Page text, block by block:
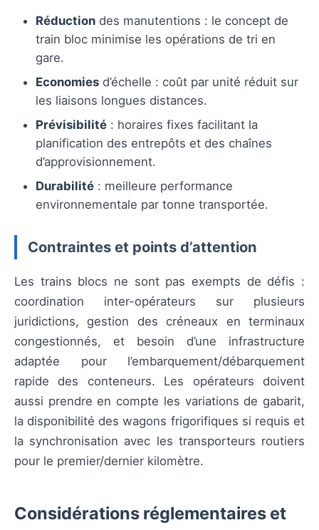
Réduction des manutentions : le concept de
train bloc minimise les opérations de tri en
gare.
Economies d’échelle : coût par unité réduit sur
les liaisons longues distances.
Prévisibilité : horaires fixes facilitant la
planification des entrepôts et des chaînes
d’approvisionnement.
Durabilité : meilleure performance
environnementale par tonne transportée.
Contraintes et points d’attention
Les trains blocs ne sont pas exempts de défis :
coordination inter-opérateurs sur plusieurs
juridictions, gestion des créneaux en terminaux
congestionnés, et besoin d’une infrastructure
adaptée pour l’embarquement/débarquement
rapide des conteneurs. Les opérateurs doivent
aussi prendre en compte les variations de gabarit,
la disponibilité des wagons frigorifiques si requis et
la synchronisation avec les transporteurs routiers
pour le premier/dernier kilomètre.
Considérations réglementaires et